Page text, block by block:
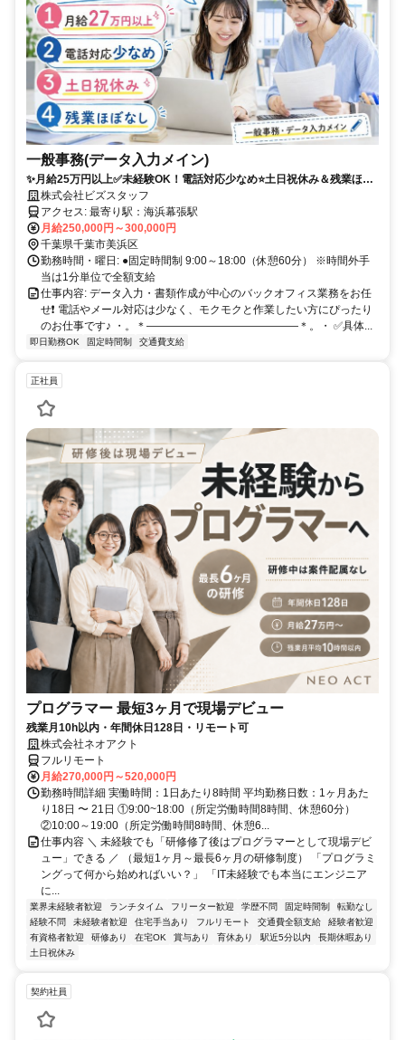
一般事務(データ入力メイン)
✨月給25万円以上✅️未経験OK！電話対応少なめ⭐️土日祝休み＆残業ほぼ
なし⭕️
株式会社ビズスタッフ
アクセス: 最寄り駅：海浜幕張駅
月給250,000円～300,000円
千葉県千葉市美浜区
勤務時間・曜日: ●固定時間制 9:00～18:00（休憩60分） ※時間外手
当は1分単位で全額支給
仕事内容: データ入力・書類作成が中心のバックオフィス業務をお任
せ❗️ 電話やメール対応は少なく、モクモクと作業したい方にぴったり
のお仕事です♪ ・。＊――――――――――――――＊。・ ✅️具体...
即日勤務OK 固定時間制 交通費支給
正社員
プログラマー 最短3ヶ月で現場デビュー
残業月10h以内・年間休日128日・リモート可
株式会社ネオアクト
フルリモート
月給270,000円～520,000円
勤務時間詳細 実働時間：1日あたり8時間 平均勤務日数：1ヶ月あた
り18日 〜 21日 ①9:00~18:00（所定労働時間8時間、休憩60分）
②10:00～19:00（所定労働時間8時間、休憩6...
仕事内容 ＼ 未経験でも「研修修了後はプログラマーとして現場デビ
ュー」できる ／ （最短1ヶ月～最長6ヶ月の研修制度） 「プログラミ
ングって何から始めればいい？」 「IT未経験でも本当にエンジニア
に...
業界未経験者歓迎 ランチタイム フリーター歓迎 学歴不問 固定時間制
転勤なし
経験不問
未経験者歓迎 住宅手当あり フルリモート 交通費全額支給
経験者歓迎
有資格者歓迎
研修あり 在宅OK 賞与あり 育休あり 駅近5分以内
長期休暇あり
土日祝休み
契約社員